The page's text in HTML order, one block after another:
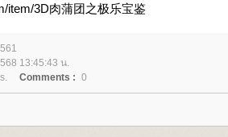
item/3D肉蒲团之极乐宝鉴
13:45:43 น.
Comments : 0